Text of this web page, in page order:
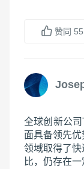
赞同 55
全球创新公
面具备领先
领域取得了
比，仍存在